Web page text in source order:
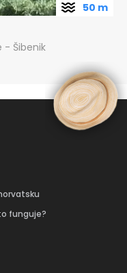
- Šibenik
50 m
funguje?